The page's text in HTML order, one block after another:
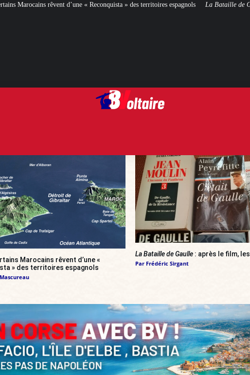
« Reconquista » des territoires espagnols La Bataille de Gaulle: après le film, les
Marocains rêvent d’une «
» des territoires espagnols
La Bataille de Gaulle : après le film,
Par Frédéric Sirgant